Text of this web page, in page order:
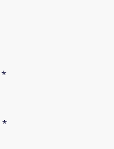
*
*